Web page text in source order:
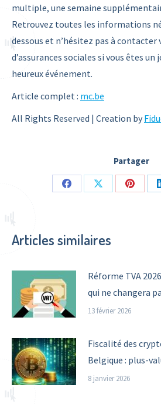
multiple, une semaine
Retrouvez toutes les informations
dessous et n’hésitez pas à contacter
d’assurances sociales si vous êtes
heureux événement.
Article complet : mc.be
All Rights Reserved | Creation by
Partager
Share
Share
Share
Articles similaires
Réforme TVA
qui ne changera
13 février 2026
Fiscalité des
Belgique : plus-
8 janvier 2026